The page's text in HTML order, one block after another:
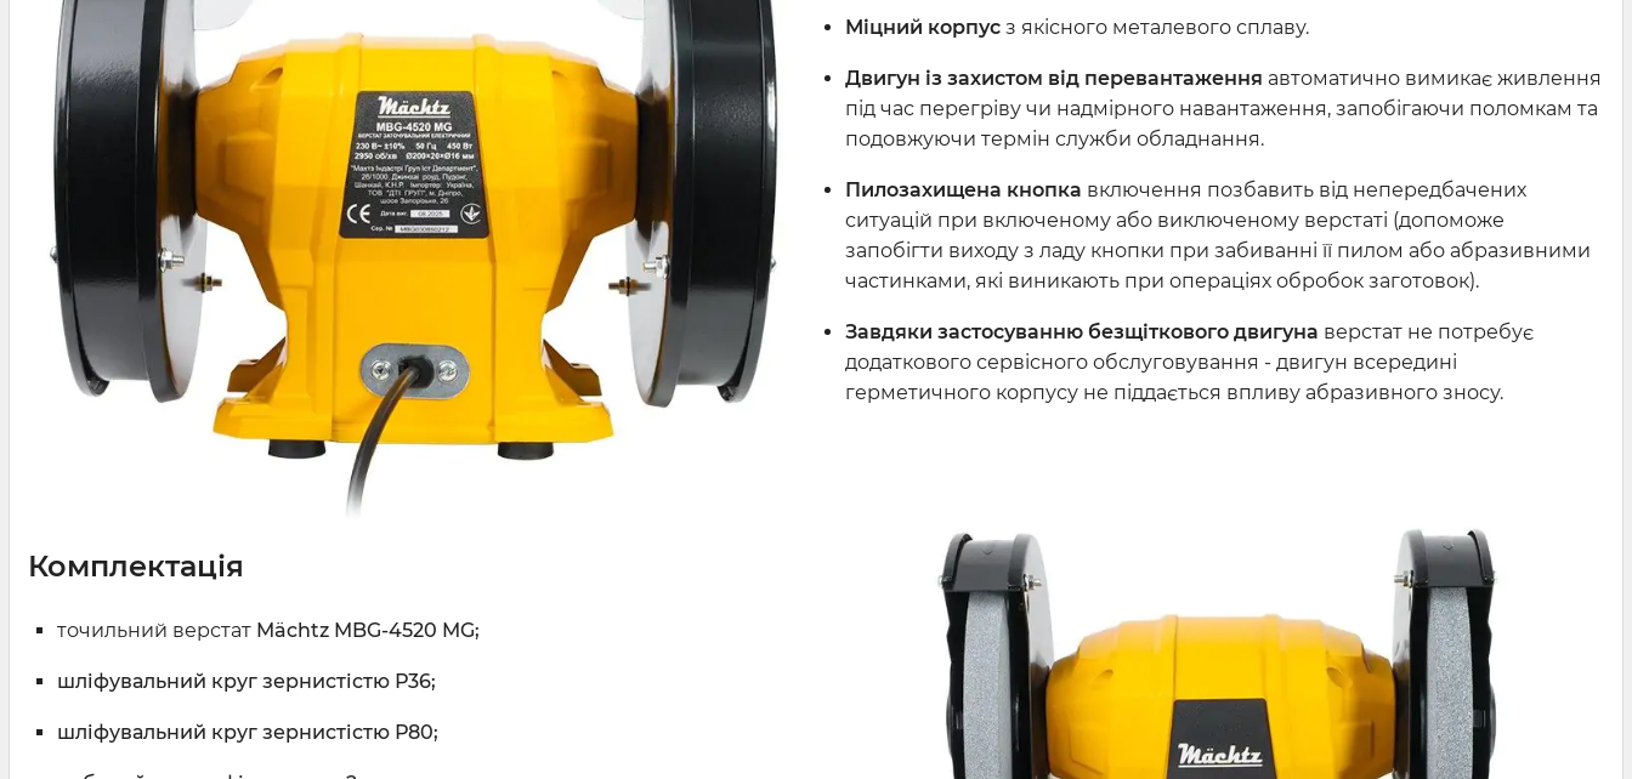
Міцний корпус з якісного металевого сплаву.
Двигун із захистом від перевантаження автоматично вимикає живлення
під час перегріву чи надмірного навантаження, запобігаючи поломкам та
подовжуючи термін служби обладнання.
Пилозахищена кнопка включення позбавить від непередбачених
ситуацій при включеному або виключеному верстаті (допоможе
запобігти виходу з ладу кнопки при забиванні її пилом або абразивними
частинками, які виникають при операціях обробок заготовок).
Завдяки застосуванню безщіткового двигуна верстат не потребує
додаткового сервісного обслуговування - двигун всередині
герметичного корпусу не піддається впливу абразивного зносу.
Комплектація
точильний верстат Mächtz MBG-4520 MG;
шліфувальний круг зернистістю Р36;
шліфувальний круг зернистістю Р80;